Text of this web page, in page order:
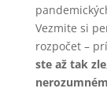
Vezmite si
rozpočet –
ste až tak